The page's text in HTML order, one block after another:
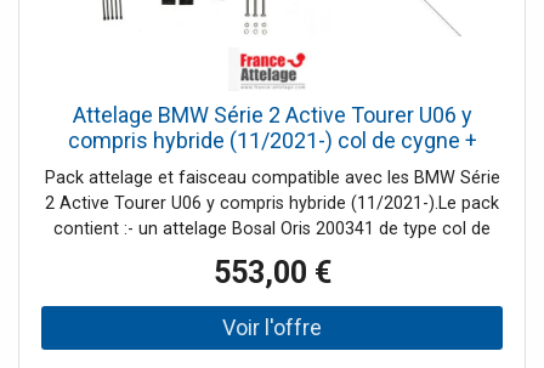
Attelage BMW Série 2 Active Tourer U06 y
compris hybride (11/2021-) col de cygne +
Faisceau spécifique 13 broches Bosstow
Pack attelage et faisceau compatible avec les BMW Série
2 Active Tourer U06 y compris hybride (11/2021-).Le pack
contient :- un attelage Bosal Oris 200341 de type col de
spécifique 13 broches Bosstow 87521381Tout est livré
complet et les notices de montage sont
incluses.L'attelage, également nommé attache remorque,
n'est pas compatible avec toutes les versions des BMW
553,00 €